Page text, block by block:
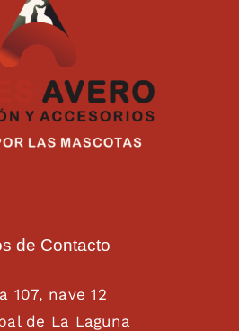
de Contacto
107, nave 12
de La Laguna